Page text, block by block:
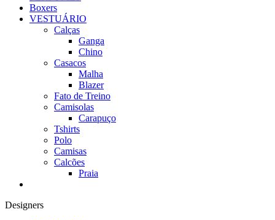
Boxers
VESTUÁRIO
Calças
Ganga
Chino
Casacos
Malha
Blazer
Fato de Treino
Camisolas
Carapuço
Tshirts
Polo
Camisas
Calcões
Praia
Designers